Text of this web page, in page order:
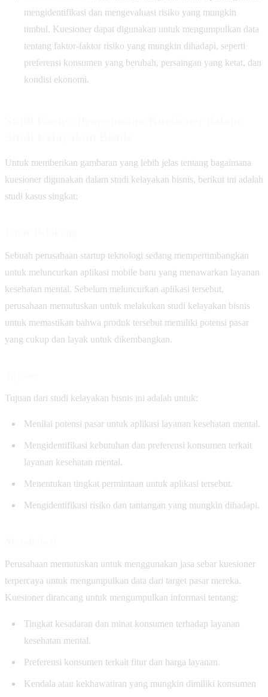
mengidentifikasi dan mengevaluasi risiko yang mungkin
timbul. Kuesioner dapat digunakan untuk mengumpulkan data
tentang faktor-faktor risiko yang mungkin dihadapi, seperti
preferensi konsumen yang berubah, persaingan yang ketat, dan
kondisi ekonomi.
Untuk memberikan gambaran yang lebih jelas tentang bagaimana
kuesioner digunakan dalam studi kelayakan bisnis, berikut ini adalah
studi kasus singkat:
Sebuah perusahaan startup teknologi sedang mempertimbangkan
untuk meluncurkan aplikasi mobile baru yang menawarkan layanan
kesehatan mental. Sebelum meluncurkan aplikasi tersebut,
perusahaan memutuskan untuk melakukan studi kelayakan bisnis
untuk memastikan bahwa produk tersebut memiliki potensi pasar
yang cukup dan layak untuk dikembangkan.
Tujuan dari studi kelayakan bisnis ini adalah untuk:
Menilai potensi pasar untuk aplikasi layanan kesehatan mental.
Mengidentifikasi kebutuhan dan preferensi konsumen terkait
layanan kesehatan mental.
Menentukan tingkat permintaan untuk aplikasi tersebut.
Mengidentifikasi risiko dan tantangan yang mungkin dihadapi.
Perusahaan memutuskan untuk menggunakan jasa sebar kuesioner
terpercaya untuk mengumpulkan data dari target pasar mereka.
Kuesioner dirancang untuk mengumpulkan informasi tentang:
Tingkat kesadaran dan minat konsumen terhadap layanan
kesehatan mental.
Preferensi konsumen terkait fitur dan harga layanan.
Kendala atau kekhawatiran yang mungkin dimiliki konsumen